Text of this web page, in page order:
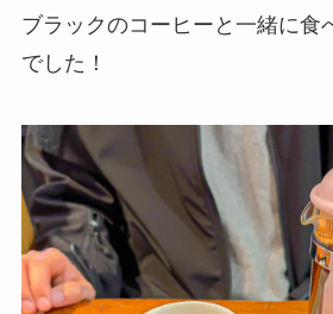
ブラックのコーヒーと一緒に食
でした！